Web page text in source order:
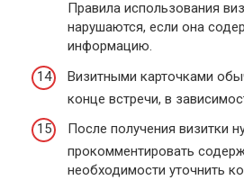
Правила использования
нарушаются, если она
информацию.
Визитными карточками
конце встречи, в
После получения визитки
прокомментировать
необходимости уточнить